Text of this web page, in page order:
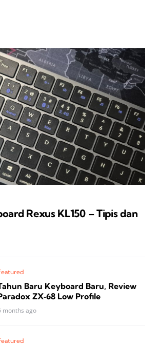
Rexus KL150 – Tipis dan
Baru Keyboard Baru, Review
ZX‑68 Low Profile
months ago